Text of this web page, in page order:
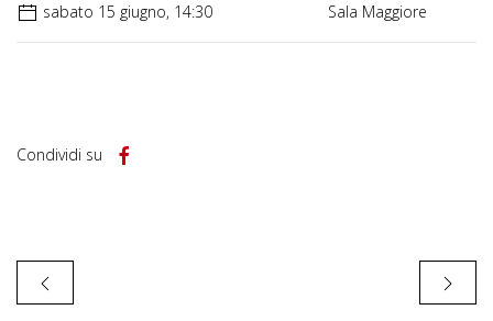
sabato 15 giugno, 14:30 Sala Maggiore
Condividi su